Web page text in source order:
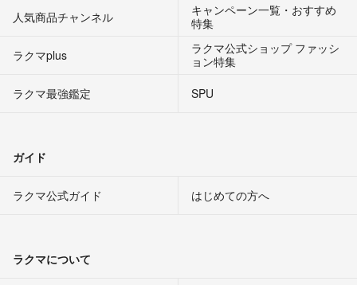
人気商品チャンネル
キャンペーン一覧・おすすめ
特集
ラクマplus
ラクマ公式ショップ ファッシ
ョン特集
ラクマ最強鑑定
SPU
ガイド
ラクマ公式ガイド はじめての方へ
ラクマについて